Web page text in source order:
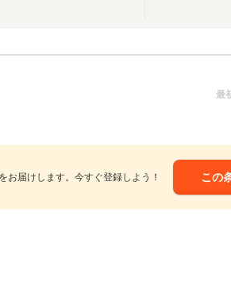
最
お届けします。今すぐ登録しよう！ この